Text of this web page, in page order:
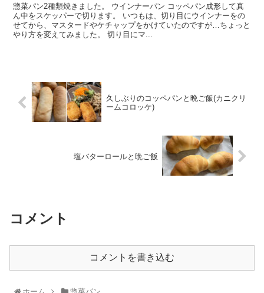
惣菜パン2種類焼きました。 ウインナーパン コッペパン成形して真
ん中をスケッパーで切ります。 いつもは、切り目にウインナーをの
せてから、マスタードやケチャップをかけていたのですが…ちょっと
やり方を変えてみました。 切り目にマ...
久しぶりのコッペパンと晩ご飯(カニクリ
ームコロッケ)
塩バターロールと晩ご飯
コメント
コメントを書き込む